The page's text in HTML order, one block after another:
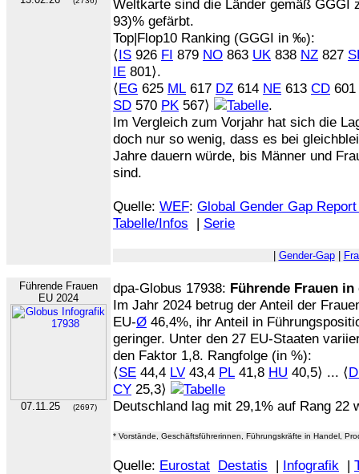
Weltkarte sind die Länder gemäß GGGI
93)% gefärbt.
Top|Flop10 Ranking (GGGI in ‰):
⟨IS 926 FI 879 NO 863 UK 838 NZ 827
IE 801⟩.
⟨EG 625 ML 617 DZ 614 NE 613 CD 601
SD 570 PK 567⟩
.
Im Vergleich zum Vorjahr hat sich die
doch nur so wenig, dass es bei
Jahre dauern würde, bis Männer und
sind.
Quelle: WEF: Global Gender Gap
Tabelle/Infos | Serie
Gender-Gap|
Führende Frauen
EU 2024
07.11.25 (2697)
dpa-Globus 17938: Führende Frauen in
Im Jahr 2024 betrug der Anteil der
EU-Ø 46,4%, ihr Anteil in
geringer. Unter den 27 EU-Staaten
den Faktor 1,8. Rangfolge (in %):
⟨SE 44,4 LV 43,4 PL 41,8 HU 40,5⟩ ... ⟨
CY 25,3⟩
Deutschland lag mit 29,1% auf Rang 22
* Vorstände, Geschäftsführerinnen, Führungskräfte in Handel,
Quelle: Eurostat Destatis | Infografik |